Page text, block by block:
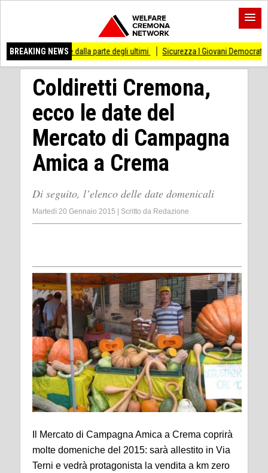
BREAKING NEWS
dalla parte degli ultimi Sicurezza I Giovani Democratici ribattono ai
Coldiretti Cremona,
ecco le date del
Mercato di Campagna
Amica a Crema
Di seguito, l’elenco delle date domenicali
Martedì 20 Gennaio 2015 Scritto da Redazione
Il Mercato di Campagna Amica a Crema coprirà
molte domeniche del 2015: sarà allestito in Via
Terni e vedrà protagonista la vendita a km zero